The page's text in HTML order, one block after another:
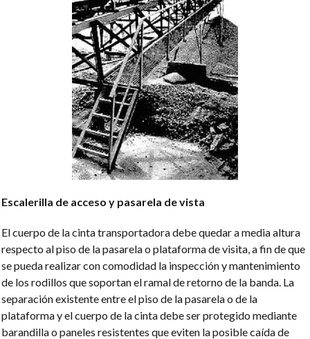
Escalerilla de acceso y pasarela de vista
El cuerpo de la cinta transportadora debe quedar a media altura
respecto al piso de la pasarela o plataforma de visita, a fin de que
se pueda realizar con comodidad la inspección y mantenimiento
de los rodillos que soportan el ramal de retorno de la banda. La
separación existente entre el piso de la pasarela o de la
plataforma y el cuerpo de la cinta debe ser protegido mediante
barandilla o paneles resistentes que eviten la posible caída de